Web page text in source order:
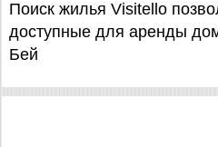
Поиск жилья Visitello
доступные для аренды
Бей